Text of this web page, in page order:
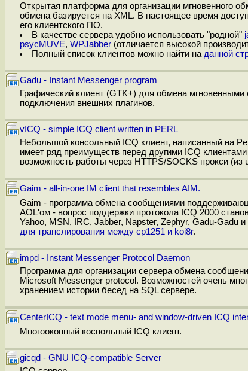
Открытая платформа для организации мгновенного
обмена базируется на XML. В настоящее время
его клиентского ПО.
В качестве сервера удобно использовать "родной"
psycMUVE, WPJabber (отличается высокой
Полный список клиентов можно найти на данной
Gadu - Instant Messenger program
Графический клиент (GTK+) для обмена
подключения внешних плагинов.
vICQ - simple ICQ client written in PERL
Небольшой консольный ICQ клиент, написанный на
имеет ряд преимуществ перед другими ICQ
возможность работы через HTTPS/SOCKS прокси
Gaim - all-in-one IM client that resembles AIM.
Gaim - программа обмена сообщениями
AOL'ом - вопрос поддержки протокола ICQ 2000
Yahoo, MSN, IRC, Jabber, Napster, Zephyr, Gadu-Gadu
для транслирования между cp1251 и koi8r.
impd - Instant Messenger Protocol Daemon
Программа для организации сервера обмена
Microsoft Messenger protocol. Возможностей очень
хранением истории бесед на SQL сервере.
CenterICQ - text mode menu- and window-driven ICQ
Многооконный коснольный ICQ клиент.
gicqd - GNU ICQ-compatible Server